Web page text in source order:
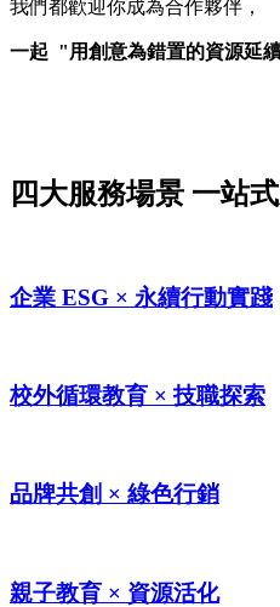
我們都歡迎你成為合作夥伴，
一起 "用創意為錯置的資源延
四大服務場景 一站
企業 ESG × 永續行動實踐
校外循環教育 × 技職探索
品牌共創 × 綠色行銷
親子教育 × 資源活化